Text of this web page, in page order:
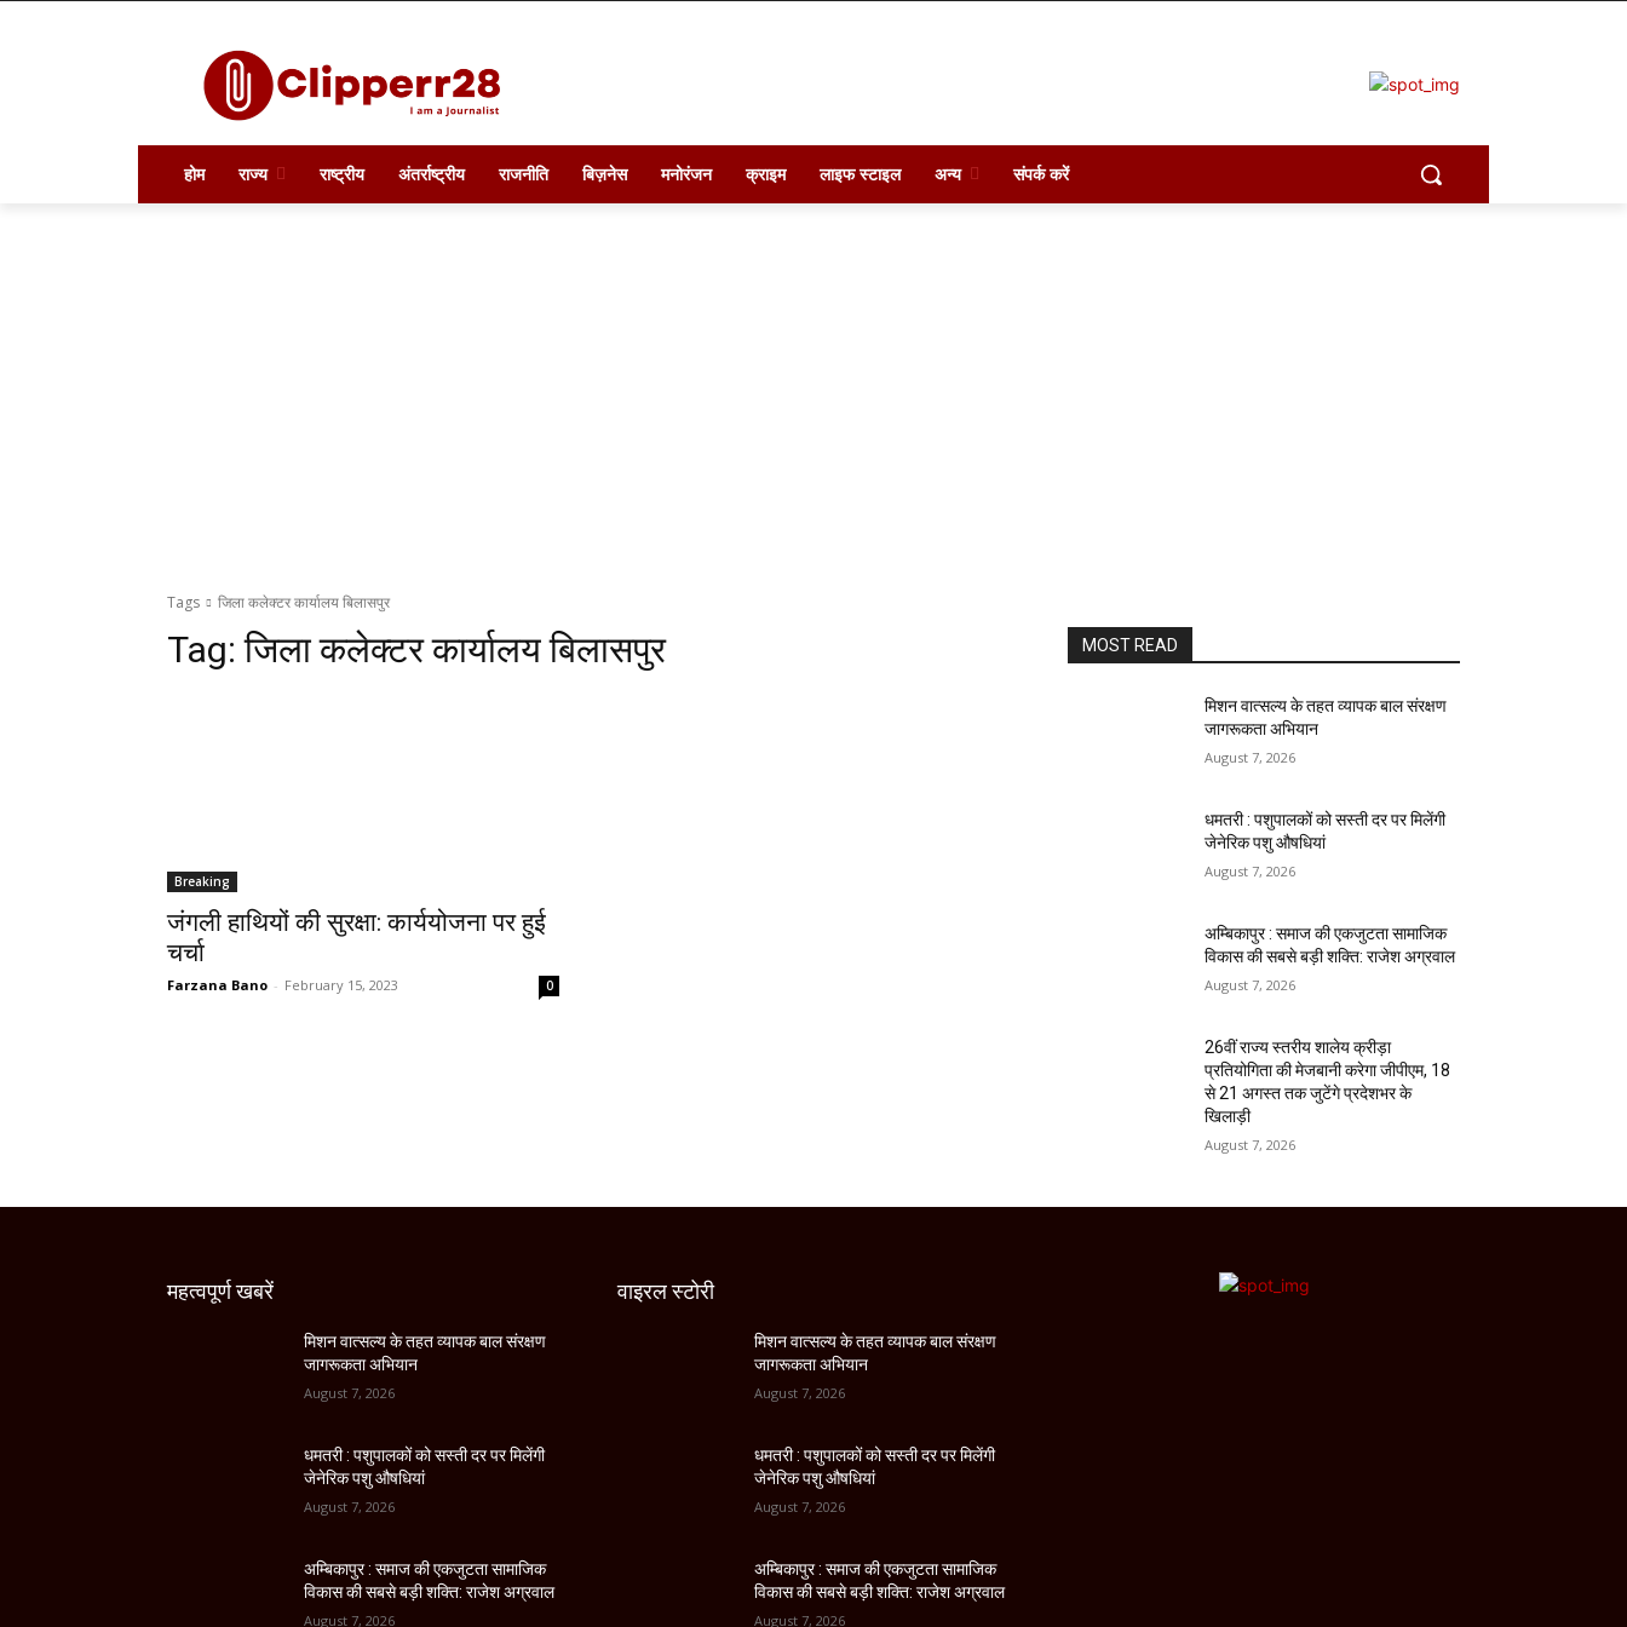
होम राज्य राष्ट्रीय अंतर्राष्ट्रीय राजनीति बिज़नेस मनोरंजन क्राइम लाइफ स्टाइल अन्य संपर्क करें
Tags जिला कलेक्टर कार्यालय बिलासपुर
Tag:जिला कलेक्टर कार्यालय बिलासपुर
Breaking
जंगली हाथियों की सुरक्षा: कार्ययोजना पर हुई
चर्चा
Farzana Bano - February 15, 2023 0
MOST READ
मिशन वात्सल्य के तहत व्यापक बाल संरक्षण
जागरूकता अभियान
August 7, 2026
धमतरी : पशुपालकों को सस्ती दर पर मिलेंगी
जेनेरिक पशु औषधियां
August 7, 2026
अम्बिकापुर : समाज की एकजुटता सामाजिक
विकास की सबसे बड़ी शक्ति: राजेश अग्रवाल
August 7, 2026
26वीं राज्य स्तरीय शालेय क्रीड़ा
प्रतियोगिता की मेजबानी करेगा जीपीएम, 18
से 21 अगस्त तक जुटेंगे प्रदेशभर के
खिलाड़ी
August 7, 2026
महत्वपूर्ण खबरें
मिशन वात्सल्य के तहत व्यापक बाल संरक्षण
जागरूकता अभियान
August 7, 2026
धमतरी : पशुपालकों को सस्ती दर पर मिलेंगी
जेनेरिक पशु औषधियां
August 7, 2026
अम्बिकापुर : समाज की एकजुटता सामाजिक
विकास की सबसे बड़ी शक्ति: राजेश अग्रवाल
August 7, 2026
वाइरल स्टोरी
मिशन वात्सल्य के तहत व्यापक बाल संरक्षण
जागरूकता अभियान
August 7, 2026
धमतरी : पशुपालकों को सस्ती दर पर मिलेंगी
जेनेरिक पशु औषधियां
August 7, 2026
अम्बिकापुर : समाज की एकजुटता सामाजिक
विकास की सबसे बड़ी शक्ति: राजेश अग्रवाल
August 7, 2026